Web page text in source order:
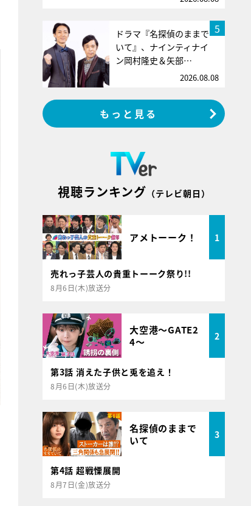
5
ドラマ『名探偵のままで
いて』、ナインティナイ
ン岡村隆史＆矢部…
2026.08.08
もっと見る
視聴ランキング （テレビ朝日）
アメトーーク！ 1
売れっ子芸人の貴重トーーク祭り!!
8月6日(木)放送分
大空港～GATE2
4～
2
第3話 消えた子供と兎を追え！
8月6日(木)放送分
名探偵のままで
いて
3
第4話 超戦慄展開
8月7日(金)放送分